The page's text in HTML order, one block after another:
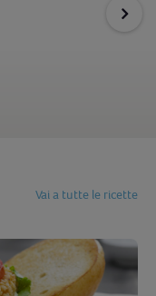
Vai a tutte le ricette